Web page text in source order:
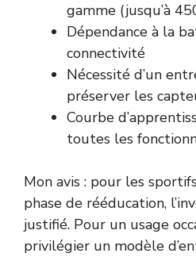
gamme (jusqu’à
Dépendance à la
connectivité
Nécessité d’un
préserver les
Courbe
toutes les
Mon avis : pour les
phase de rééducation,
justifié. Pour un usage
privilégier un modèle